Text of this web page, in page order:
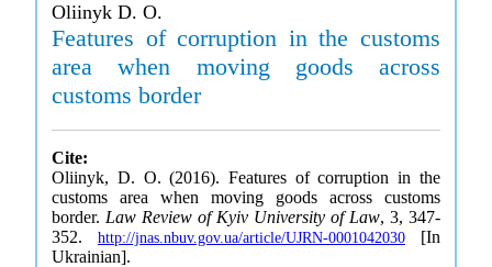
Oliinyk D. O.
Features of corruption in the customs
area when moving goods across
customs border
Cite:
Oliinyk, D. O. (2016). Features of corruption in the
customs area when moving goods across customs
border. Law Review of Kyiv University of Law, 3, 347-
352. http://jnas.nbuv.gov.ua/article/UJRN-0001042030 [In
Ukrainian].